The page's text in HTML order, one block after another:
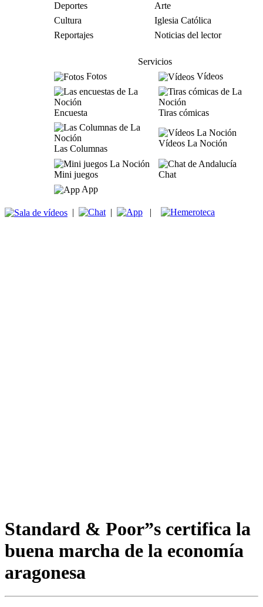
Deportes
Arte
Cultura
Iglesia Católica
Reportajes
Noticias del lector
Servicios
Fotos
Vídeos
Encuesta Tiras cómicas
Las Columnas
Vídeos La Noción
Mini juegos
Chat
App
| | |
Standard & Poor”s certifica la
buena marcha de la economía
aragonesa